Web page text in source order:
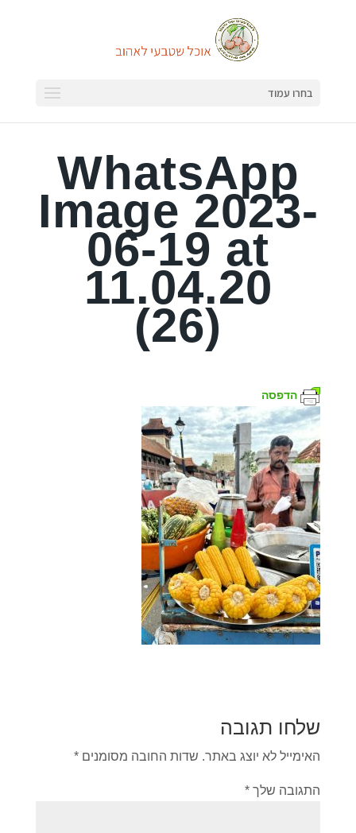
בחרו עמוד
WhatsApp
Image 2023-
06-19 at
11.04.20
(26)
הדפסה
שלחו תגובה
האימייל לא יוצג באתר. שדות החובה מסומנים *
התגובה שלך *